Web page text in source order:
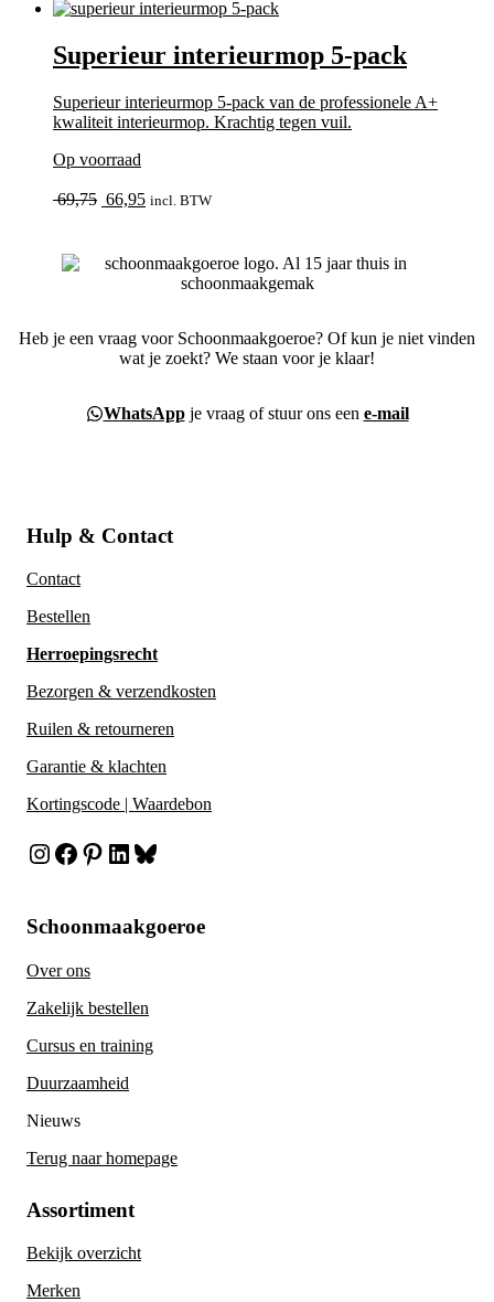
Superieur interieurmop 5-pack
Superieur interieurmop 5-pack van de professionele A+
kwaliteit interieurmop. Krachtig tegen vuil.
Op voorraad
69,75 Oorspronkelijke
69,75.
66,95Huidige
66,95.
incl. BTW
Heb je een vraag voor Schoonmaakgoeroe? Of kun je niet vinden
wat je zoekt? We staan voor je klaar!
WhatsAppje vraag of stuur ons een e-mail
Hulp & Contact
Contact
Bestellen
Herroepingsrecht
Bezorgen & verzendkosten
Ruilen & retourneren
Garantie & klachten
Kortingscode | Waardebon
Instagram
Facebook
Pinterest
LinkedIn
Bluesky
Schoonmaakgoeroe
Over ons
Zakelijk bestellen
Cursus en training
Duurzaamheid
Nieuws
Terug naar homepage
Assortiment
Bekijk overzicht
Merken